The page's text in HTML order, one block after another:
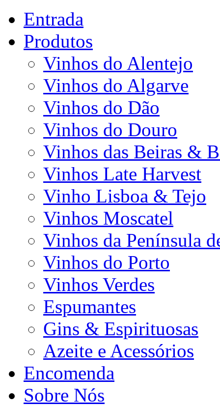
Entrada
Produtos
Vinhos do Alentejo
Vinhos do Algarve
Vinhos do Dão
Vinhos do Douro
Vinhos das Beiras &
Vinhos Late Harvest
Vinho Lisboa & Tejo
Vinhos Moscatel
Vinhos da Península
Vinhos do Porto
Vinhos Verdes
Espumantes
Gins & Espirituosas
Azeite e Acessórios
Encomenda
Sobre Nós